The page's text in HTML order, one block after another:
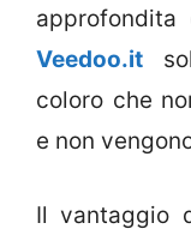
approfondita
Veedoo.it
coloro che
e non
Il vantaggio